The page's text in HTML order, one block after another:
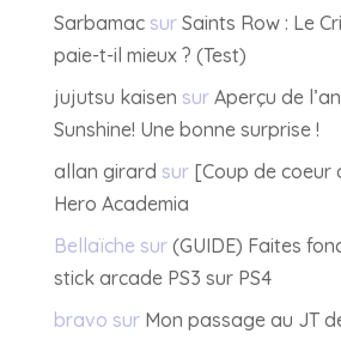
Sarbamacsur Saints Row : Le
paie-t-il mieux ? (Test)
jujutsu kaisen sur Aperçu de
Sunshine! Une bonne surprise !
allan girard sur [Coup de coeur
Hero Academia
Bellaïche sur (GUIDE) Faites
stick arcade PS3 sur PS4
bravo sur Mon passage au JT